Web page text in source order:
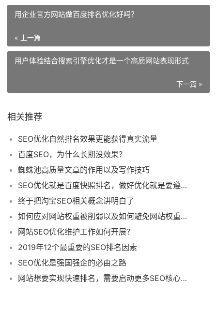
用企业官方网站做百度排名优化好吗？
« 上一篇
用户体验结合搜索引擎优化才是一个高质网站表现形式
下一篇 »
相关推荐
SEO优化自然排名效果更能获得真实流量
百度SEO，为什么长期没效果？
蜘蛛池高质量文章的作用以及写作技巧
SEO优化就是百度快照排名，做好优化就是要遵循搜索引擎原则
终于把淘宝SEO相关概念讲明白了
如何应对网站权重被削弱以及如何避免网站权重被削弱？
网站SEO优化维护工作如何开展？
2019年12个最重要的SEO排名因素
SEO优化是强国强企的必由之路
网站想要实现快速排名，需要启动更多SEO核心操作提升排名